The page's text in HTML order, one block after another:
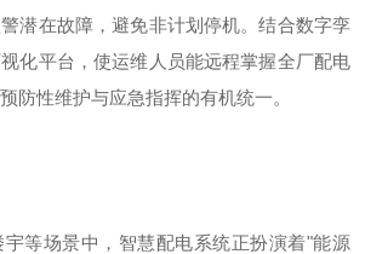
潜在故障，避免非计划停机。结合数字孪
化平台，使运维人员能远程掌握全厂配电
防性维护与应急指挥的有机统一。
等场景中，智慧配电系统正扮演着"能源